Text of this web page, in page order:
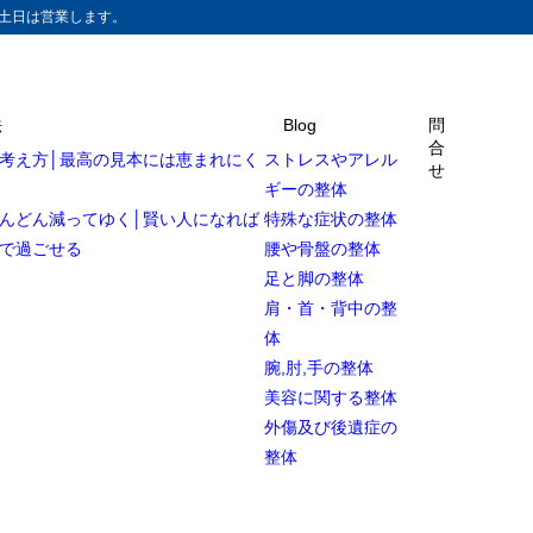
は営業します。
え方│最高の見本には恵まれにく
どん減ってゆく│賢い人になれば
過ごせる
Blog
ストレスやアレル
ギーの整体
特殊な症状の整体
腰や骨盤の整体
足と脚の整体
肩・首・背中の整
体
腕,肘,手の整体
美容に関する整体
外傷及び後遺症の
整体
問
合
せ